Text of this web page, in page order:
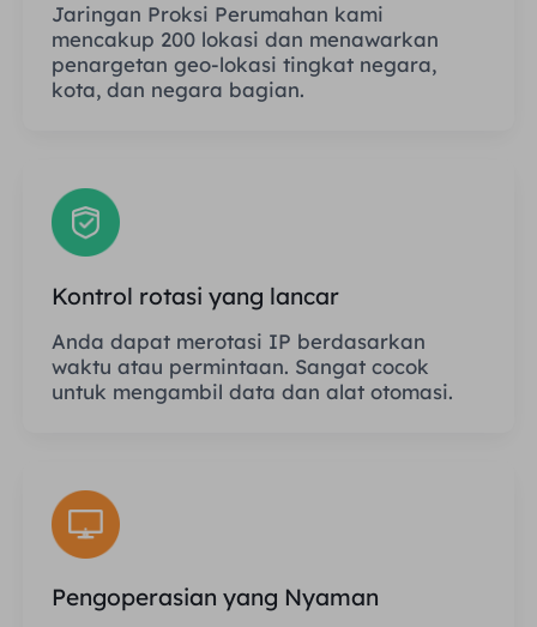
Jaringan Proksi Perumahan kami
mencakup 200 lokasi dan menawarkan
penargetan geo-lokasi tingkat negara,
kota, dan negara bagian.
Kontrol rotasi yang lancar
Anda dapat merotasi IP berdasarkan
waktu atau permintaan. Sangat cocok
untuk mengambil data dan alat otomasi.
Pengoperasian yang Nyaman